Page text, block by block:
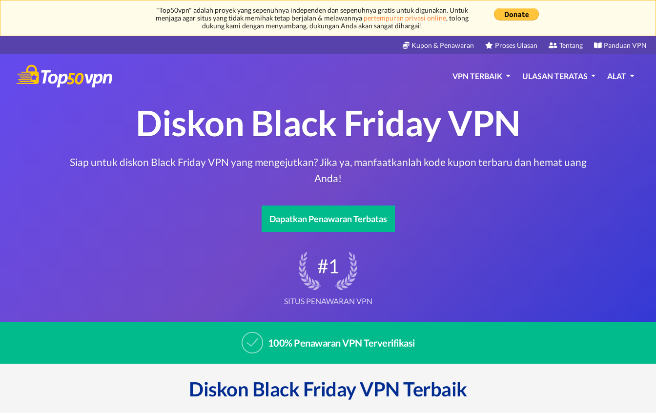
"Top50vpn" adalah proyek yang sepenuhnya independen dan sepenuhnya gratis untuk digunakan. Untuk
menjaga agar situs yang tidak memihak tetap berjalan & melawannya pertempuran privasi online, tolong
dukung kami dengan menyumbang. dukungan Anda akan sangat dihargai!
Kupon & Penawaran Proses Ulasan Tentang Panduan VPN
VPN TERBAIK ULASAN TERATAS ALAT
Diskon Black Friday VPN
Siap untuk diskon Black Friday VPN yang mengejutkan? Jika ya, manfaatkanlah kode kupon terbaru dan hemat uang
Anda!
Dapatkan Penawaran Terbatas
#1
SITUS PENAWARAN VPN
100% Penawaran VPN Terverifikasi
Diskon Black Friday VPN Terbaik